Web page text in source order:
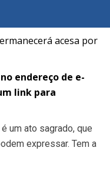
acesa por
endereço de e-
link para
um ato sagrado, que
expressar. Tem a